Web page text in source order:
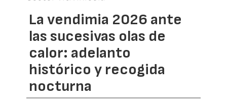
La vendimia 2026 ante
las sucesivas olas de
calor: adelanto
histórico y recogida
nocturna